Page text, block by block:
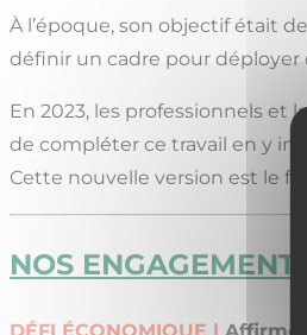
À l’époque, son objectif était
définir un cadre pour déployer
En 2023, les professionnels et
de compléter ce travail en y
Cette nouvelle version est le
NOS ENGAGEMENTS